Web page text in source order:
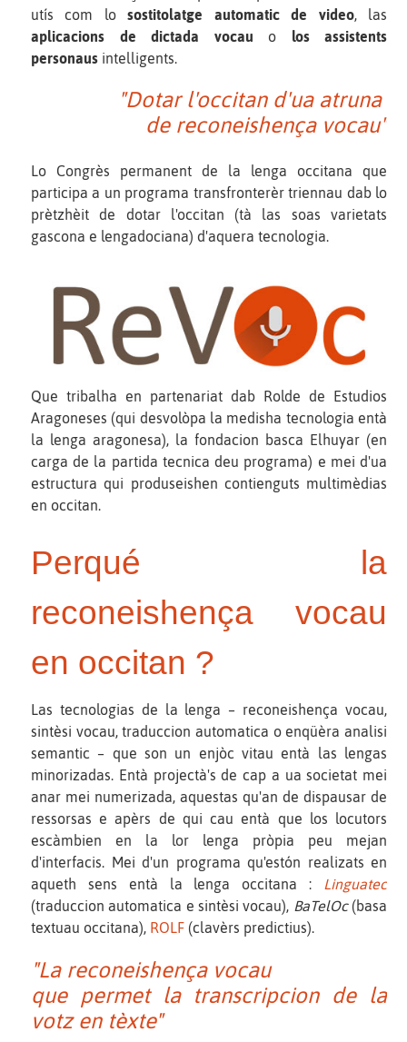
utís com losostitolatge automatic de video, las
aplicacions de dictada vocau o los assistents
personaus intelligents.
"Dotar l'occitan d'ua atruna
de reconeishença vocau"
Lo Congrès permanent de la lenga occitana que
participa a un programa transfronterèr triennau dab lo
prètzhèit de dotar l'occitan (tà las soas varietats
gascona e lengadociana) d'aquera tecnologia.
Que tribalha en partenariat dab Rolde de Estudios
Aragoneses (qui desvolòpa la medisha tecnologia entà
la lenga aragonesa), la fondacion basca Elhuyar (en
carga de la partida tecnica deu programa) e mei d'ua
estructura qui produseishen contienguts multimèdias
en occitan.
Perqué la
reconeishença vocau
en occitan ?
Las tecnologias de la lenga – reconeishença vocau,
sintèsi vocau, traduccion automatica o enqüèra analisi
semantic – que son un enjòc vitau entà las lengas
minorizadas. Entà projectà's de cap a ua societat mei
anar mei numerizada, aquestas qu'an de dispausar de
ressorsas e apèrs de qui cau entà que los locutors
escàmbien en la lor lenga pròpia peu mejan
d'interfacis. Mei d'un programa qu'estón realizats en
aqueth sens entà la lenga occitana :
Linguatec
(traduccion automatica e sintèsi vocau), BaTelOc(basa
textuau occitana), ROLF (clavèrs predictius).
"La reconeishença vocau
que permet la transcripcion de la
votz en tèxte"